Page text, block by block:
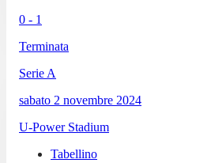
0 - 1
Terminata
Serie A
sabato 2 novembre 2024
U-Power Stadium
Tabellino